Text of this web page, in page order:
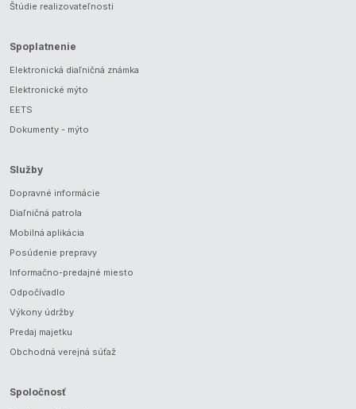
Štúdie realizovateľnosti
Spoplatnenie
Elektronická diaľničná známka
Elektronické mýto
EETS
Dokumenty - mýto
Služby
Dopravné informácie
Diaľničná patrola
Mobilná aplikácia
Posúdenie prepravy
Informačno-predajné miesto
Odpočívadlo
Výkony údržby
Predaj majetku
Obchodná verejná súťaž
Spoločnosť